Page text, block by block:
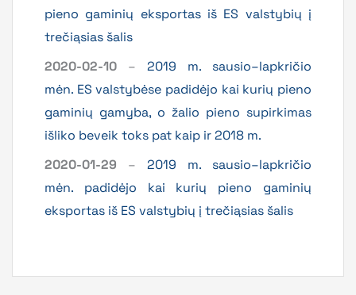
pieno gaminių eksportas iš ES valstybių į
trečiąsias šalis
2020-02-10 – 2019 m. sausio–lapkričio
mėn. ES valstybėse padidėjo kai kurių pieno
gaminių gamyba, o žalio pieno supirkimas
išliko beveik toks pat kaip ir 2018 m.
2020-01-29 – 2019 m. sausio–lapkričio
mėn. padidėjo kai kurių pieno gaminių
eksportas iš ES valstybių į trečiąsias šalis